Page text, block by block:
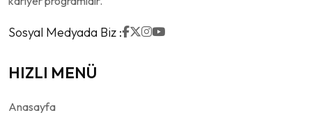
Sosyal Medyada Biz :
HIZLI MENÜ
Anasayfa